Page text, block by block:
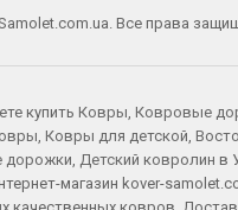
Все права
купить Ковры Ковровые
Ковры для детской
дорожки Детский ковролин в
магазин kover-